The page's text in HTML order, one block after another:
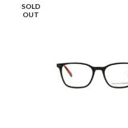
SOLD
OUT